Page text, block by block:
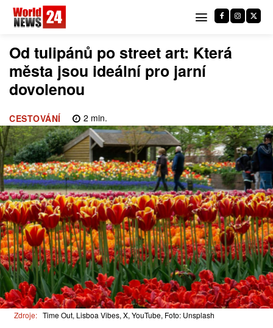
Od tulipánů po street art: Která
města jsou ideální pro jarní
dovolenou
CESTOVÁNÍ 2 min.
Zdroje: Time Out, Lisboa Vibes, X, YouTube, Foto: Unsplash